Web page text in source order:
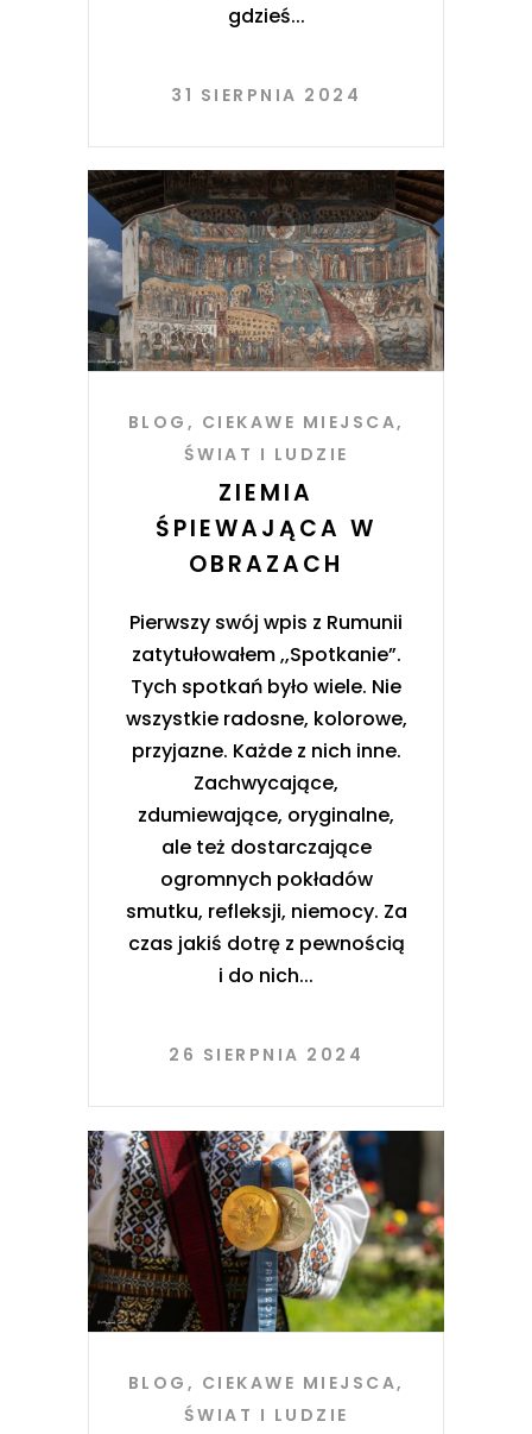
gdzieś
31 SIERPNIA 2024
BLOG , CIEKAWE MIEJSCA,
ŚWIAT I LUDZIE
ZIEMIA
ŚPIEWAJĄCA W
OBRAZACH
Pierwszy swój wpis z Rumunii
zatytułowałem ,,Spotkanie”.
Tych spotkań było wiele. Nie
wszystkie radosne, kolorowe,
przyjazne. Każde z nich inne.
Zachwycające,
zdumiewające, oryginalne,
ale też dostarczające
ogromnych pokładów
smutku, refleksji, niemocy. Za
czas jakiś dotrę z pewnością
i do nich
26 SIERPNIA 2024
BLOG , CIEKAWE MIEJSCA,
ŚWIAT I LUDZIE